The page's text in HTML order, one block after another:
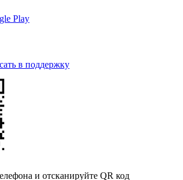
Play
в поддержку
и отсканируйте QR код